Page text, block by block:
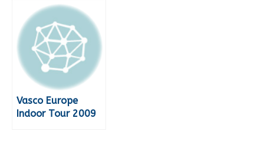
Vasco Europe
Indoor Tour 2009